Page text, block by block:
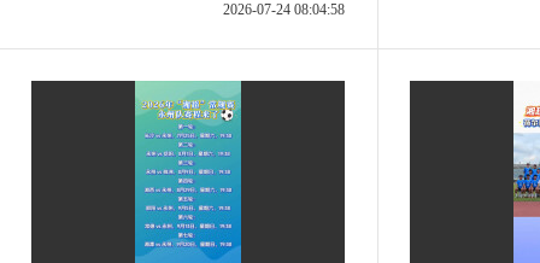
2026-07-24 08:04:58